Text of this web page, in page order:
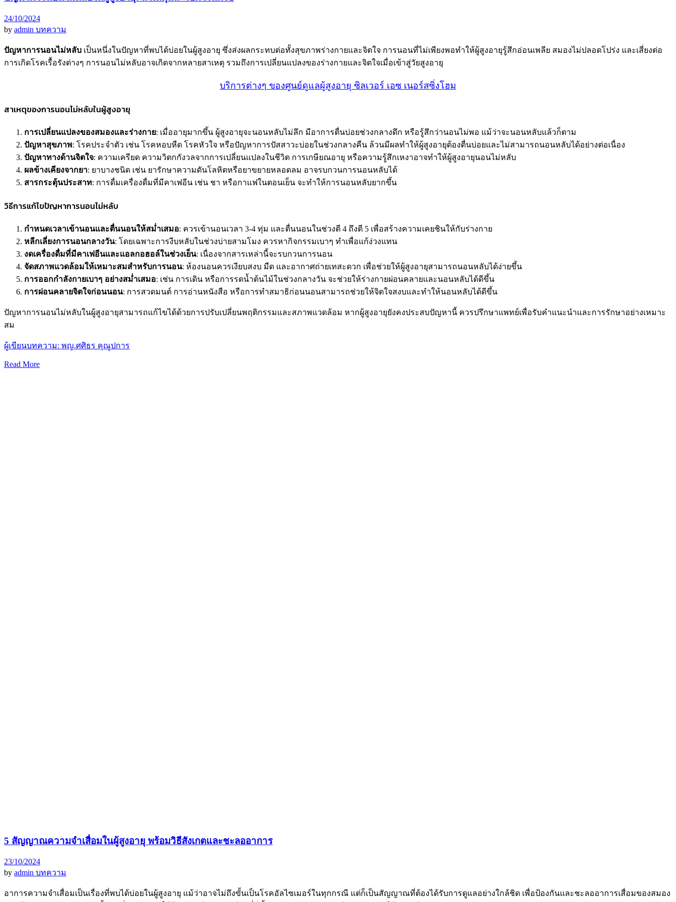
24/10/2024
by admin บทความ
ปัญหาการนอนไม่หลับ เป็นหนึ่งในปัญหาที่พบได้บ่อยในผู้สูงอายุ ซึ่งส่งผลกระทบต่อทั้งสุขภาพร่างกายและจิตใจ การนอนที่ไม่เพียงพอทำให้ผู้สูงอายุรู้สึกอ่อนเพลีย สมองไม่ปลอดโปร่ง และเสี่ยงต่อ
การเกิดโรคเรื้อรังต่างๆ การนอนไม่หลับอาจเกิดจากหลายสาเหตุ รวมถึงการเปลี่ยนแปลงของร่างกายและจิตใจเมื่อเข้าสู่วัยสูงอายุ
บริการต่างๆ ของศูนย์ดูแลผู้สูงอายุ ซิลเวอร์ เอซ เนอร์สซิ่งโฮม
สาเหตุของการนอนไม่หลับในผู้สูงอายุ
การเปลี่ยนแปลงของสมองและร่างกาย: เมื่ออายุมากขึ้น ผู้สูงอายุจะนอนหลับไม่ลึก มีอาการตื่นบ่อยช่วงกลางดึก หรือรู้สึกว่านอนไม่พอ แม้ว่าจะนอนหลับแล้วก็ตาม
ปัญหาสุขภาพ: โรคประจำตัว เช่น โรคหอบหืด โรคหัวใจ หรือปัญหาการปัสสาวะบ่อยในช่วงกลางคืน ล้วนมีผลทำให้ผู้สูงอายุต้องตื่นบ่อยและไม่สามารถนอนหลับได้อย่างต่อเนื่อง
ปัญหาทางด้านจิตใจ: ความเครียด ความวิตกกังวลจากการเปลี่ยนแปลงในชีวิต การเกษียณอายุ หรือความรู้สึกเหงาอาจทำให้ผู้สูงอายุนอนไม่หลับ
ผลข้างเคียงจากยา: ยาบางชนิด เช่น ยารักษาความดันโลหิตหรือยาขยายหลอดลม อาจรบกวนการนอนหลับได้
สารกระตุ้นประสาท: การดื่มเครื่องดื่มที่มีคาเฟอีน เช่น ชา หรือกาแฟในตอนเย็น จะทำให้การนอนหลับยากขึ้น
วิธีการแก้ไขปัญหาการนอนไม่หลับ
กำหนดเวลาเข้านอนและตื่นนอนให้สม่ำเสมอ: ควรเข้านอนเวลา 3-4 ทุ่ม และตื่นนอนในช่วงตี 4 ถึงตี 5 เพื่อสร้างความเคยชินให้กับร่างกาย
หลีกเลี่ยงการนอนกลางวัน: โดยเฉพาะการงีบหลับในช่วงบ่ายสามโมง ควรหากิจกรรมเบาๆ ทำเพื่อแก้ง่วงแทน
งดเครื่องดื่มที่มีคาเฟอีนและแอลกอฮอล์ในช่วงเย็น: เนื่องจากสารเหล่านี้จะรบกวนการนอน
จัดสภาพแวดล้อมให้เหมาะสมสำหรับการนอน: ห้องนอนควรเงียบสงบ มืด และอากาศถ่ายเทสะดวก เพื่อช่วยให้ผู้สูงอายุสามารถนอนหลับได้ง่ายขึ้น
การออกกำลังกายเบาๆ อย่างสม่ำเสมอ: เช่น การเดิน หรือการรดน้ำต้นไม้ในช่วงกลางวัน จะช่วยให้ร่างกายผ่อนคลายและนอนหลับได้ดีขึ้น
การผ่อนคลายจิตใจก่อนนอน: การสวดมนต์ การอ่านหนังสือ หรือการทำสมาธิก่อนนอนสามารถช่วยให้จิตใจสงบและทำให้นอนหลับได้ดีขึ้น
ปัญหาการนอนไม่หลับในผู้สูงอายุสามารถแก้ไขได้ด้วยการปรับเปลี่ยนพฤติกรรมและสภาพแวดล้อม หากผู้สูงอายุยังคงประสบปัญหานี้ ควรปรึกษาแพทย์เพื่อรับคำแนะนำและการรักษาอย่างเหมาะ
สม
ผู้เขียนบทความ: พญ.ศศิธร คุณูปการ
Read More
5 สัญญาณความจำเสื่อมในผู้สูงอายุ พร้อมวิธีสังเกตและชะลออาการ
23/10/2024
by admin บทความ
อาการความจำเสื่อมเป็นเรื่องที่พบได้บ่อยในผู้สูงอายุ แม้ว่าอาจไม่ถึงขั้นเป็นโรคอัลไซเมอร์ในทุกกรณี แต่ก็เป็นสัญญาณที่ต้องได้รับการดูแลอย่างใกล้ชิด เพื่อป้องกันและชะลออาการเสื่อมของสมอง